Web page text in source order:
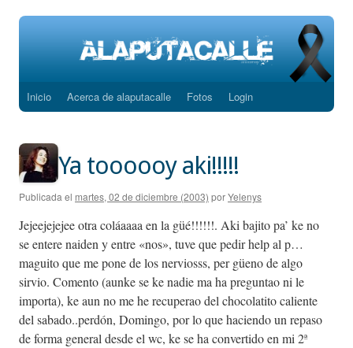
Saltar
contenido
Inicio Acerca de alaputacalle Fotos Login
Ya toooooy aki!!!!!
Publicada el martes, 02 de diciembre (2003) porYelenys
Jejeejejejee otra coláaaaa en la güé!!!!!!. Aki bajito pa’ ke no
se entere naiden y entre «nos», tuve que pedir help al p…
maguito que me pone de los nerviosss, per güeno de algo
sirvio. Comento (aunke se ke nadie ma ha preguntao ni le
importa), ke aun no me he recuperao del chocolatito caliente
del sabado..perdón, Domingo, por lo que haciendo un repaso
de forma general desde el wc, ke se ha convertido en mi 2ª